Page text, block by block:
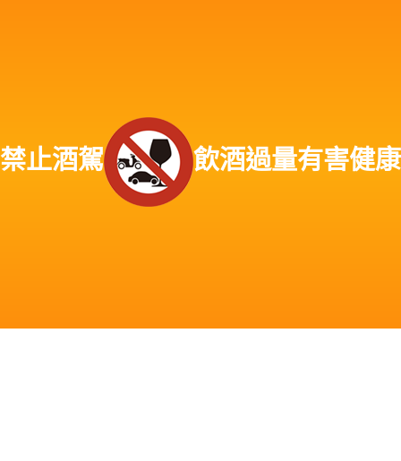
收購、屏東縣琉球鄉老酒收購、屏東縣佳冬鄉老酒收購、屏東新園鄉老酒收購、
屏東縣枋寮鄉老酒收購、屏東縣枋山鄉老酒收購、屏東縣春日鄉老酒收購、屏東
縣獅子鄉老酒收購、屏東縣車城鄉老酒收購、屏東縣牡丹鄉老酒收購、屏東縣恆
春鎮老酒收購、屏東縣滿洲鄉老酒收購
禁止酒駕 飲酒過量有害健康